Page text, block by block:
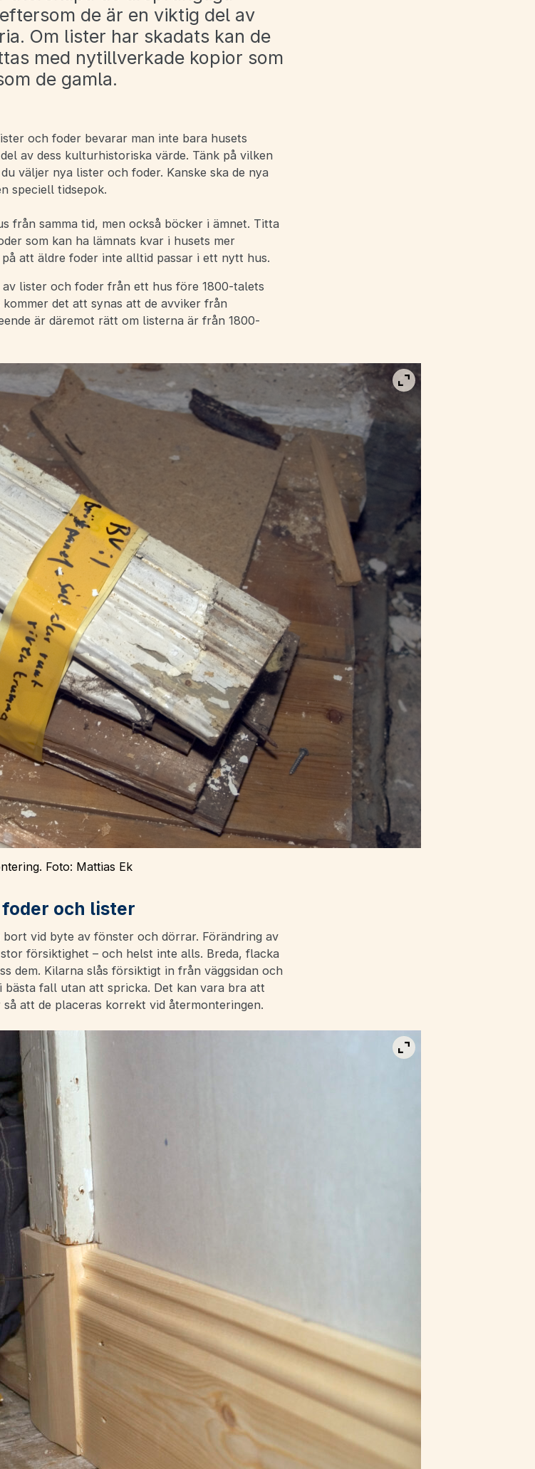
de är en viktig del av
Om lister har skadats kan de
med nytillverkade kopior som
de gamla.
och foder bevarar man inte bara husets
av dess kulturhistoriska värde. Tänk på vilken
väljer nya lister och foder. Kanske ska de nya
speciell tidsepok.
från samma tid, men också böcker i ämnet. Titta
som kan ha lämnats kvar i husets mer
att äldre foder inte alltid passar i ett nytt hus.
lister och foder från ett hus före 1800-talets
det att synas att de avviker från
är däremot rätt om listerna är från 1800-
Visa bild i fullskärm
Foto: Mattias Ek
och lister
vid byte av fönster och dörrar. Förändring av
försiktighet – och helst inte alls. Breda, flacka
dem. Kilarna slås försiktigt in från väggsidan och
bästa fall utan att spricka. Det kan vara bra att
att de placeras korrekt vid återmonteringen.
Visa bild i fullskärm